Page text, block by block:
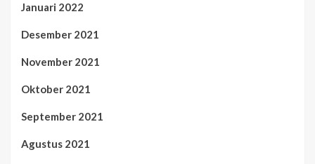
Januari 2022
Desember 2021
November 2021
Oktober 2021
September 2021
Agustus 2021